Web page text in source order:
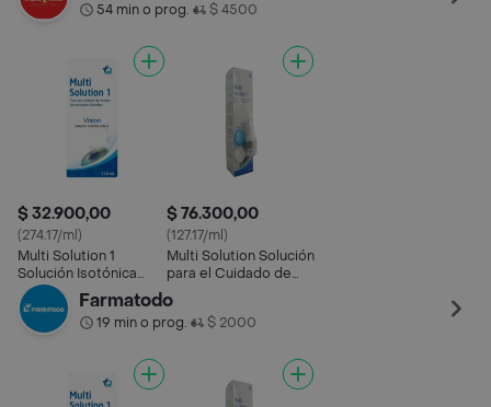
54 min o prog.• $ 4500
$ 32.900,00
(274.17/ml)
Multi Solution 1
Solución Isotónica
Estéril
$ 76.300,00
(127.17/ml)
Multi Solution Solución
para el Cuidado de
Farmatodo
19 min o prog.• $ 2000